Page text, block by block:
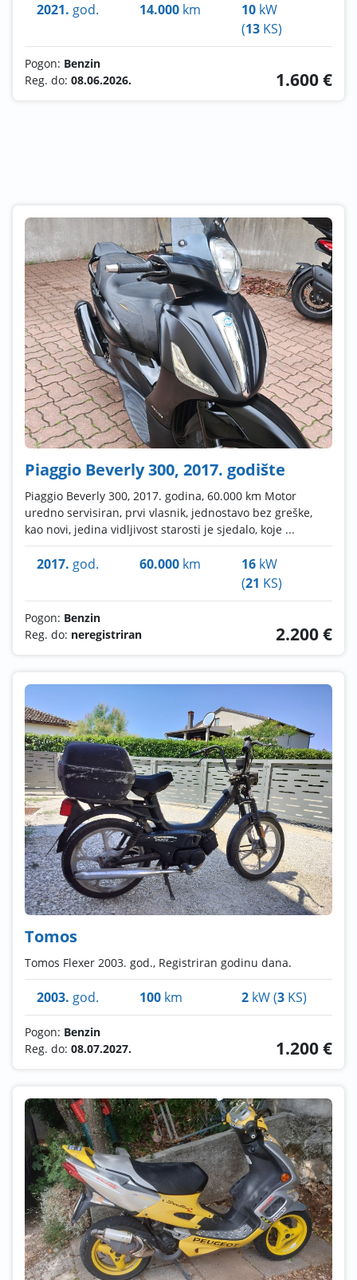
2021. god. 14.000km 10 kW
(13 KS)
Pogon: Benzin
Reg. do: 08.06.2026. 1.600 €
Piaggio Beverly 300, 2017. godište
Piaggio Beverly 300, 2017. godina, 60.000 km Motor
uredno servisiran, prvi vlasnik, jednostavo bez greške,
kao novi, jedina vidljivost starosti je sjedalo, koje ...
2017. god. 60.000km 16 kW
(21 KS)
Pogon: Benzin
Reg. do: neregistriran 2.200 €
Tomos
Tomos Flexer 2003. god., Registriran godinu dana.
2003. god. 100km 2 kW (3 KS)
Pogon: Benzin
Reg. do: 08.07.2027. 1.200 €